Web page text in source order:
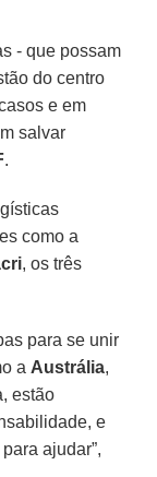
- que possam
do centro
e em
salvar
.
como a
, os três
para se unir
a Austrália,
estão
e
ajudar”,